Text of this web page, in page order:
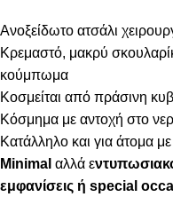
Ανοξείδωτο ατσάλι
Κρεμαστό, μακρύ
κούμπωμα
Κοσμείται από πράσινη
Κόσμημα με αντοχή στο
Κατάλληλο και για άτομα με
Minimal αλλά ε
εμφανίσεις ή special